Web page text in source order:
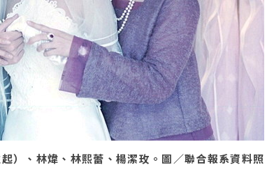
）、林煒、林熙蕾、楊潔玫。圖／聯合報系資料照